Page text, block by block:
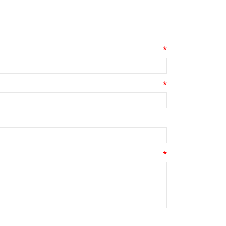
*
*
*